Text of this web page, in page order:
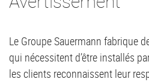
Le Groupe Sauermann fabrique
qui nécessitent d’être installés
les clients reconnaissent leur